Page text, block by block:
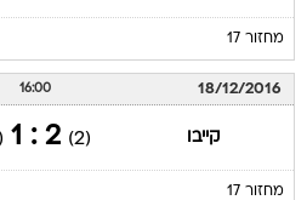
מחזור 17
18/12/2016
16:00
קייבו (2)
2 : 1
מחזור 17